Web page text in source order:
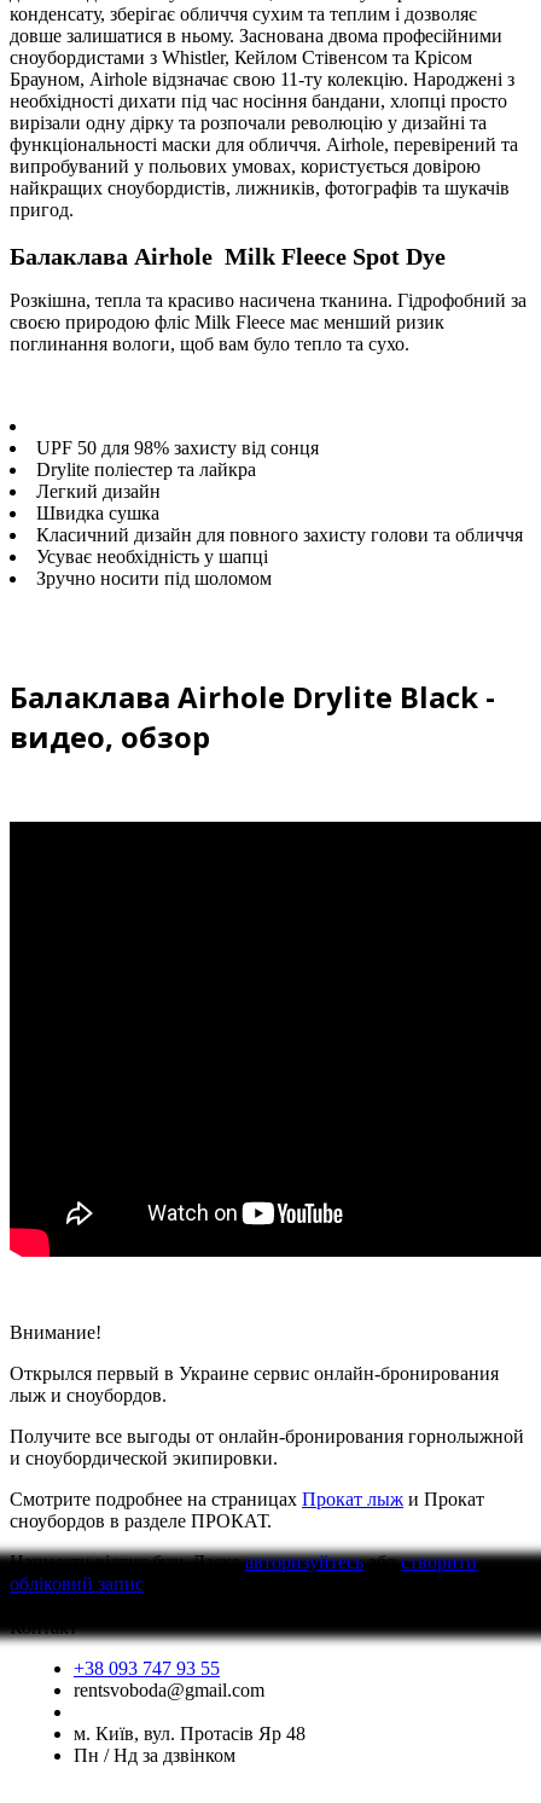
конденсату, зберігає обличчя сухим та теплим і дозволяє
довше залишатися в ньому. Заснована двома професійними
сноубордистами з Whistler, Кейлом Стівенсом та Крісом
Брауном, Airhole відзначає свою 11-ту колекцію. Народжені з
необхідності дихати під час носіння бандани, хлопці просто
вирізали одну дірку та розпочали революцію у дизайні та
функціональності маски для обличчя. Airhole, перевірений та
випробуваний у польових умовах, користується довірою
найкращих сноубордистів, лижників, фотографів та шукачів
пригод.
Балаклава Airhole Milk Fleece Spot Dye
Розкішна, тепла та красиво насичена тканина. Гідрофобний за
своєю природою фліс Milk Fleece має менший ризик
поглинання вологи, щоб вам було тепло та сухо.
UPF 50 для 98% захисту від сонця
Drylite поліестер та лайкра
Легкий дизайн
Швидка сушка
Класичний дизайн для повного захисту голови та обличчя
Усуває необхідність у шапці
Зручно носити під шоломом
Балаклава Airhole Drylite Black -
видео, обзор
Внимание!
Открылся первый в Украине сервис онлайн-бронирования
лыж и сноубордов.
Получите все выгоды от онлайн-бронирования горнолыжной
и сноубордической экипировки.
Смотрите подробнее на страницах Прокат лыж и Прокат
сноубордов в разделе ПРОКАТ.
Написати відгукбудь Ласкаавторизуйтесьабостворити
обліковий запис
Контакт
+38 093 747 93 55
rentsvoboda@gmail.com
м. Київ, вул. Протасів Яр 48
Пн / Нд за дзвінком